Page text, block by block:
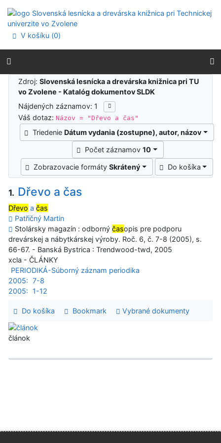
Prejsť na menu
Prehlásenie o webovej prístupnosti
V košíku (0)
Výsledky vyhľadávania
Zdroj:Slovenská lesnícka a drevárska knižnica pri TU
vo Zvolene - Katalóg dokumentov SLDK
Nájdených záznamov: 1
Váš dotaz:Názov = "Dřevo a čas"
Triedenie Dátum vydania (zostupne), autor, názov
Počet záznamov10
Zobrazovacie formátySkrátený Do košíka
1. Dřevo a čas
Dřevo a čas
Patřičný Martin
Stolársky magazín : odborný časopis pre podporu
drevárskej a nábytkárskej výroby. Roč. 6, č. 7-8 (2005), s.
66-67. - Banská Bystrica : Trendwood-twd, 2005
xcla - ČLÁNKY
PERIODIKÁ-Súborný záznam periodika
2005: 7-8
2005:
1-12
Do košíka Bookmark Vybrané dokumenty
článok